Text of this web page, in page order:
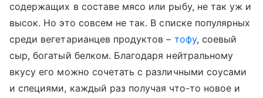
содержащих в составе мясо или рыбу, не так уж и
высок. Но это совсем не так. В списке популярных
среди вегетарианцев продуктов – тофу, соевый
сыр, богатый белком. Благодаря нейтральному
вкусу его можно сочетать с различными соусами
и специями, каждый раз получая что-то новое и